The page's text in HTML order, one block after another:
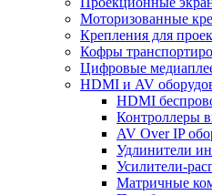
Моторизованные
Крепления для
Кофры
Цифровые
HDMI и AV
HDMI
Контроллеры
AV Over IP
Удлинители
Усилители-
Матричные